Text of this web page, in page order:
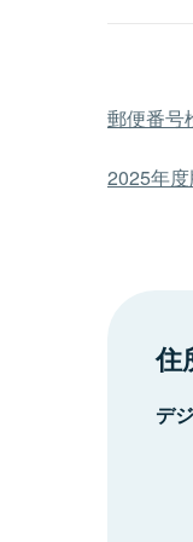
郵便番号
2025年
住
デ